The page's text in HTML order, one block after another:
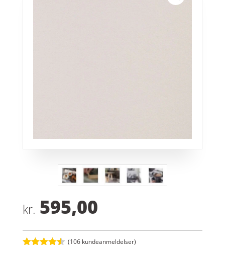
kr. 595,00
(106 kundeanmeldelser)